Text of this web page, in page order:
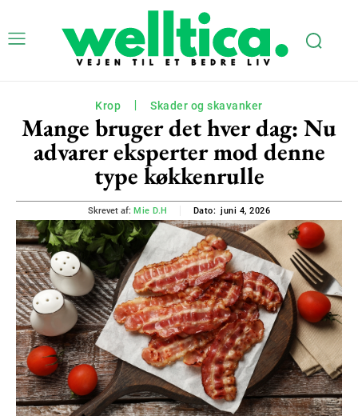
Krop Skader og skavanker
Mange bruger det hver dag: Nu
advarer eksperter mod denne
type køkkenrulle
Skrevet af: Mie D.H Dato: juni 4, 2026